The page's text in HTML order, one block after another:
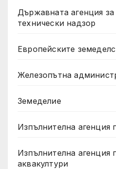
Държавната агенция
технически надзор
Европейските
Железопътна
Земеделие
Изпълнителна агенция
Изпълнителна агенция
аквакултури